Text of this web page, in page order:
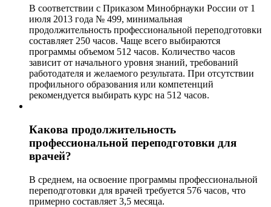
В соответствии с Приказом Минобрнауки России от 1
июля 2013 года № 499, минимальная
продолжительность профессиональной переподготовки
составляет 250 часов. Чаще всего выбираются
программы объемом 512 часов. Количество часов
зависит от начального уровня знаний, требований
работодателя и желаемого результата. При отсутствии
профильного образования или компетенций
рекомендуется выбирать курс на 512 часов.
Какова продолжительность
профессиональной переподготовки для
врачей?
В среднем, на освоение программы профессиональной
переподготовки для врачей требуется 576 часов, что
примерно составляет 3,5 месяца.